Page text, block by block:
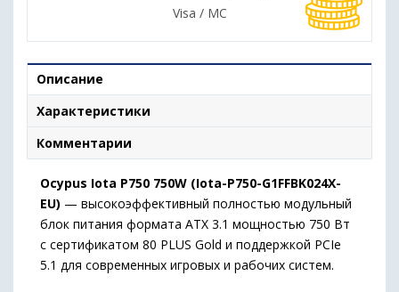
Visa / MC
Описание
Характеристики
Комментарии
Ocypus Iota P750 750W (Iota-P750-G1FFBK024X-
EU) — высокоэффективный полностью модульный
блок питания формата ATX 3.1 мощностью 750 Вт
с сертификатом 80 PLUS Gold и поддержкой PCIe
5.1 для современных игровых и рабочих систем.